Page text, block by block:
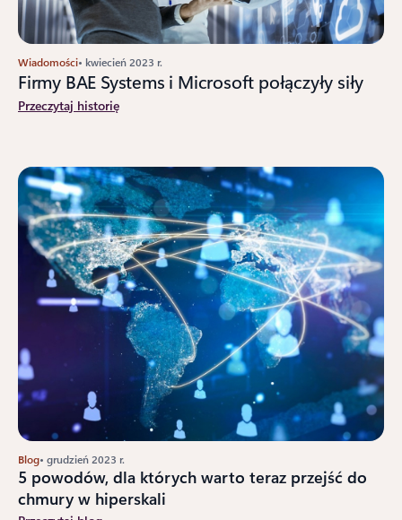
Wiadomości• kwiecień 2023 r.
Firmy BAE Systems i Microsoft połączyły siły
Przeczytaj historię
Blog• grudzień 2023 r.
5 powodów, dla których warto teraz przejść do
chmury w hiperskali